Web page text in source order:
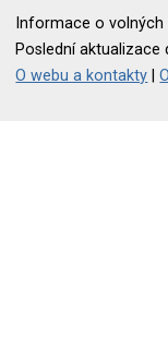
Informace o
Poslední aktualizace
O webu a kontakty |